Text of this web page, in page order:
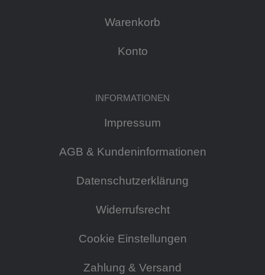
Warenkorb
Konto
INFORMATIONEN
Impressum
AGB & Kundeninformationen
Datenschutzerklärung
Widerrufsrecht
Cookie Einstellungen
Zahlung & Versand